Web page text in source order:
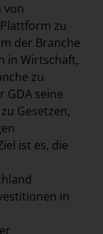
von
zu
der Branche
in Wirtschaft,
zu
GDA seine
Gesetzen,
ist es, die
in